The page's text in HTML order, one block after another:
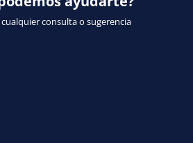
consulta o sugerencia